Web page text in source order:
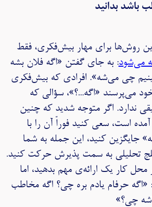
باشد بدانید
روش‌ها برای مهار بیش‌فکری، فقط
می‌شود: به جای گفتن «اگه فلان بشه
چی می‌شه». افرادی که بیش‌فکری
می‌پرسند «اگه...؟»، سؤالی که
ندارد. اگر متوجه شدید که چنین
است، سعی کنید فوراً آن را با
جایگزین کنید، این جمله به شما
تحلیلی به سمت پذیرش حرکت کنید.
کار یک ارائه‌ی مهم بدهید، اما
«اگه حرفام یادم بره چی؟ اگه مخاطب
چی؟»